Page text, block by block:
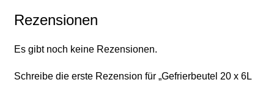
Rezensionen
Es gibt noch keine Rezensionen.
Schreibe die erste Rezension für „Gefrierbeutel 20 x 6L